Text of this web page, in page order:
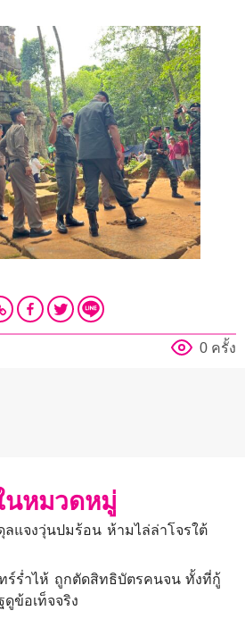
0 ครั้ง
นหมวดหมู่
ลแจงวุ่นปมร้อน ห้ามไล่ล่าโจรใต้
ร์ร่ำไห้ ถูกตัดสิทธิบัตรคนจน ทั้งที่กู้
ข้อเท็จจริง